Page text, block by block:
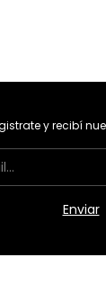
y recibí